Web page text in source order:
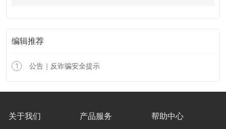
编辑推荐
1 公告｜反诈骗安全提示
关于我们 产品服务 帮助中心